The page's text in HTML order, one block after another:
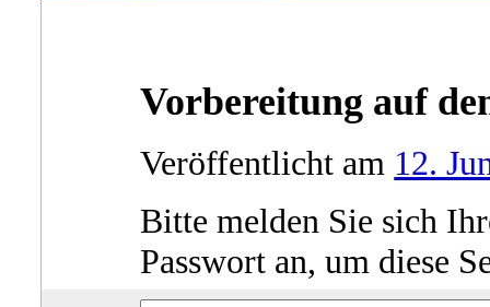
Vorbereitung auf
Veröffentlicht am 12.
Bitte melden Sie sich
Passwort an, um diese